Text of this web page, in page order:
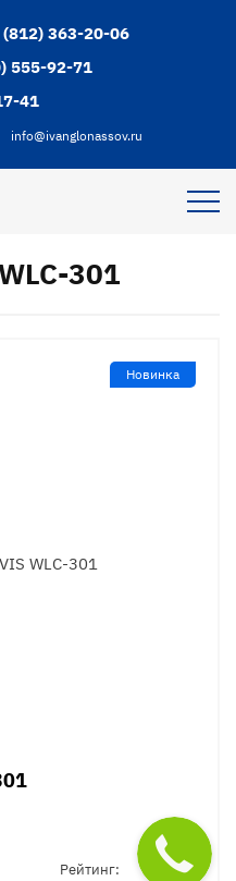
(812) 363-20-06
555-92-71
41
info@ivanglonassov.ru
301
Новинка
Рейтинг: